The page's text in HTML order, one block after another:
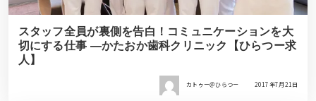
スタッフ全員が裏側を告白！コミュニケーションを大
切にする仕事 ―かたおか歯科クリニック【ひらつー求
人】
カトゥー＠ひらつー 2017年7月21日